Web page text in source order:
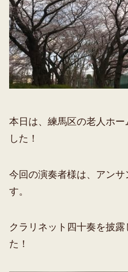
本日は、練馬区の老人ホー
した！
今回の演奏者様は、アン
す。
クラリネット四十奏を披露
た！